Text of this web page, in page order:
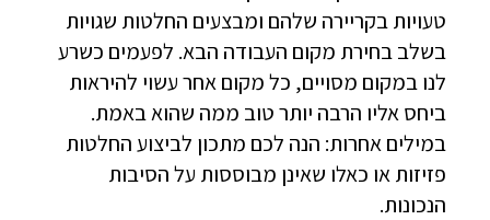
טעויות בקריירה שלהם ומבצעים החלטות שגויות
בשלב בחירת מקום העבודה הבא. לפעמים כשרע
לנו במקום מסויים, כל מקום אחר עשוי להיראות
ביחס אליו הרבה יותר טוב ממה שהוא באמת.
במילים אחרות: הנה לכם מתכון לביצוע החלטות
פזיזות או כאלו שאינן מבוססות על הסיבות
הנכונות.